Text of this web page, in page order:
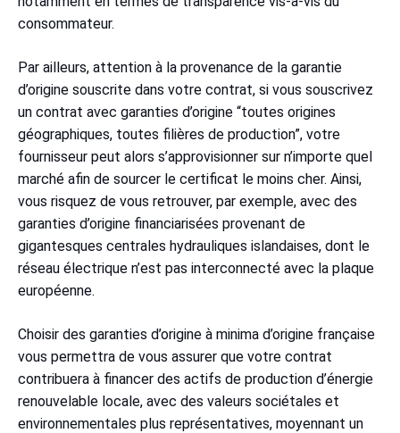
consommateur.
Par ailleurs, attention à la provenance de la garantie
d’origine souscrite dans votre contrat, si vous souscrivez
un contrat avec garanties d’origine “toutes origines
géographiques, toutes filières de production”, votre
fournisseur peut alors s’approvisionner sur n’importe quel
marché afin de sourcer le certificat le moins cher. Ainsi,
vous risquez de vous retrouver, par exemple, avec des
garanties d’origine financiarisées provenant de
gigantesques centrales hydrauliques islandaises, dont le
réseau électrique n’est pas interconnecté avec la plaque
européenne.
Choisir des garanties d’origine à minima d’origine française
vous permettra de vous assurer que votre contrat
contribuera à financer des actifs de production d’énergie
renouvelable locale, avec des valeurs sociétales et
environnementales plus représentatives, moyennant un